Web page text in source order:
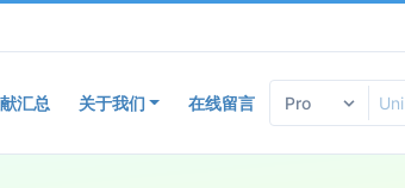
汇总 关于我们 在线留言